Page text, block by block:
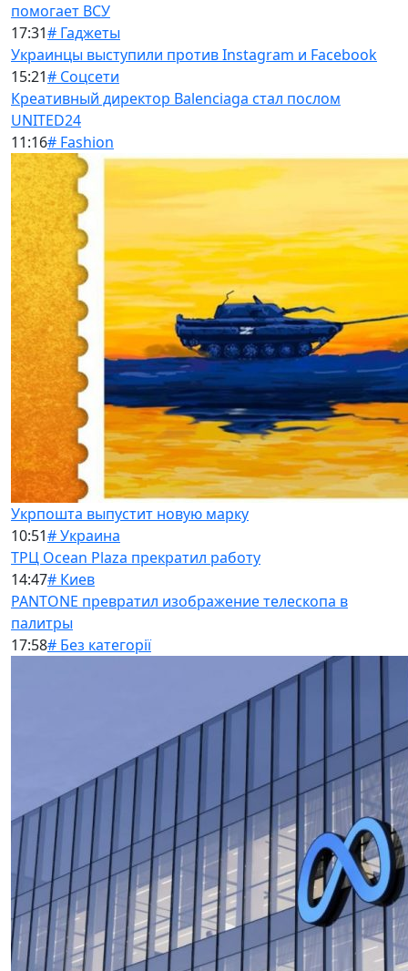
помогает ВСУ
17:31# Гаджеты
Украинцы выступили против Instagram и Facebook
15:21# Соцсети
Креативный директор Balenciaga стал послом
UNITED24
11:16# Fashion
Укрпошта выпустит новую марку
10:51# Украина
ТРЦ Ocean Plaza прекратил работу
14:47# Киев
PANTONE превратил изображение телескопа в
палитры
17:58# Без категорії